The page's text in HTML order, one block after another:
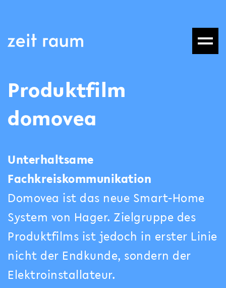
Produktfilm
domovea
Unterhaltsame
Fachkreiskommunikation
Domovea ist das neue Smart-Home
System von Hager. Zielgruppe des
Produktfilms ist jedoch in erster Linie
nicht der Endkunde, sondern der
Elektroinstallateur.